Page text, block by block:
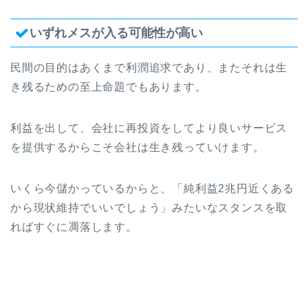
いずれメスが入る可能性が高い
民間の目的はあくまで利潤追求であり、またそれは生
き残るための至上命題でもあります。
利益を出して、会社に再投資をしてより良いサービス
を提供するからこそ会社は生き残っていけます。
いくら今儲かっているからと、「純利益2兆円近くある
から現状維持でいいでしょう」みたいなスタンスを取
ればすぐに凋落します。